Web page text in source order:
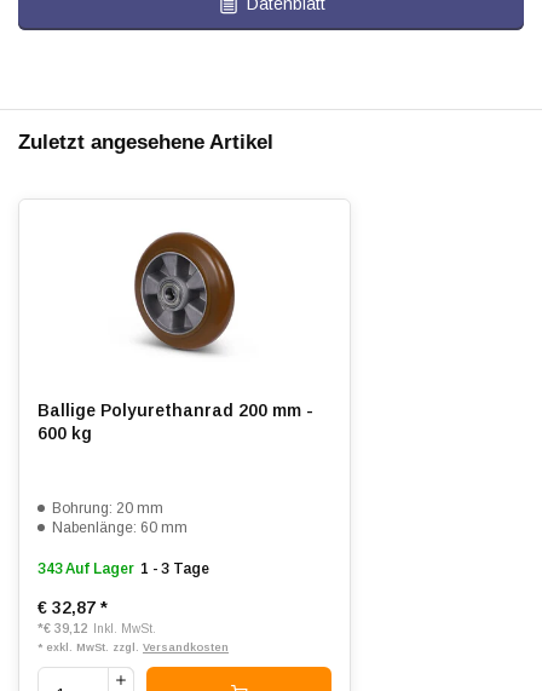
Zuletzt angesehene Artikel
Ballige Polyurethanrad 200 mm -
600 kg
Bohrung: 20 mm
Nabenlänge: 60 mm
343 Auf Lager 1 - 3 Tage
€ 32,87 *
*€ 39,12 Inkl. MwSt.
* exkl. MwSt. zzgl. Versandkosten